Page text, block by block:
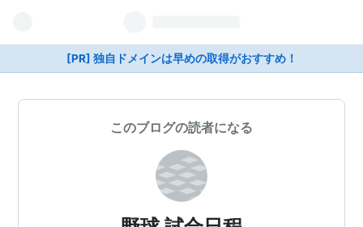
[PR] 独自ドメインは早めの取得がおすすめ！
このブログの読者になる